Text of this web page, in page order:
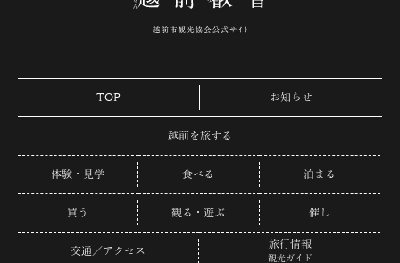
TOP お知らせ
越前を旅する
体験・見学 食べる 泊まる
買う 観る・遊ぶ 催し
交通／アクセス
旅行情報
観光ガイド